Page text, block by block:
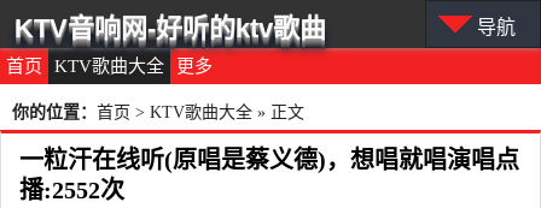
首页 KTV歌曲大全 更多
KTV音响网-好听的ktv歌曲 导航
你的位置： 首页 > KTV歌曲大全 » 正文
一粒汗在线听(原唱是蔡义德)，想唱就唱演唱点
播:2552次